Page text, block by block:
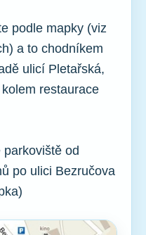
podle mapky (viz
a to chodníkem
ulicí Pletařská,
restaurace
od
po ulici Bezručova